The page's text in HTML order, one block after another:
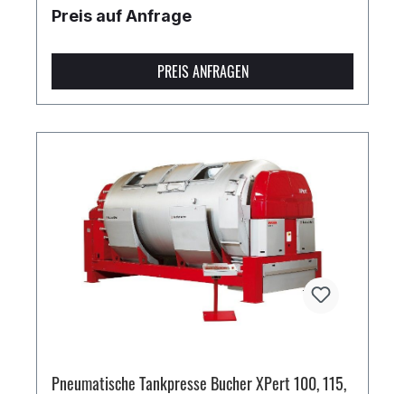
Preis auf Anfrage
PREIS ANFRAGEN
Pneumatische Tankpresse Bucher XPert 100, 115,